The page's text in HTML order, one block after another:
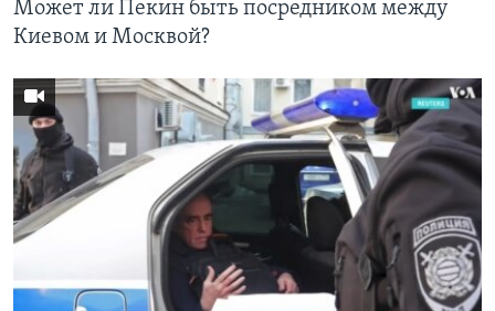
Может ли Пекин быть посредником между
Киевом и Москвой?